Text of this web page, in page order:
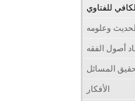
الكافي للفتاوي
وعلومه
أصول الفقه
المسائل
الأفكار